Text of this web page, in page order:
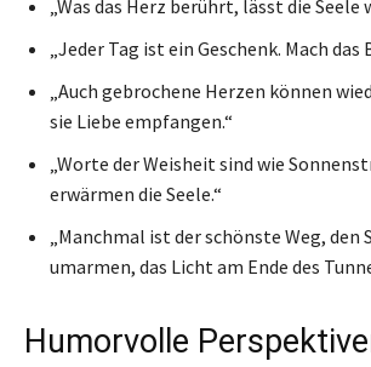
„Was das Herz berührt, lässt die Seele
„Jeder Tag ist ein Geschenk. Mach das
„Auch gebrochene Herzen können
sie Liebe empfangen.“
„Worte der Weisheit sind wie
erwärmen die Seele.“
„Manchmal ist der schönste Weg, den
umarmen, das Licht am Ende des
Humorvolle